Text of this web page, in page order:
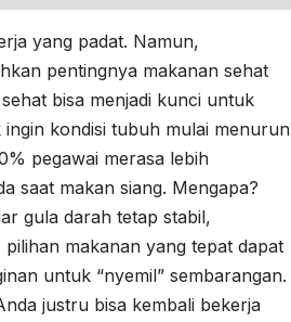
yang padat. Namun,
pentingnya makanan sehat
bisa menjadi kunci untuk
kondisi tubuh mulai menurun
pegawai merasa lebih
saat makan siang. Mengapa?
gula darah tetap stabil,
makanan yang tepat dapat
untuk “nyemil” sembarangan.
justru bisa kembali bekerja